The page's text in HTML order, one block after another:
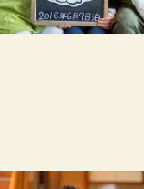
宿泊プランから探す